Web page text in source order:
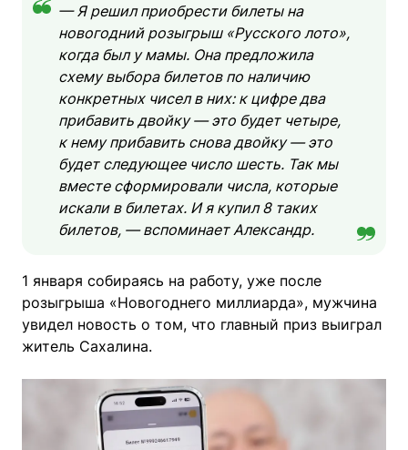
— Я решил приобрести билеты на
новогодний розыгрыш «Русского лото»,
когда был у мамы. Она предложила
схему выбора билетов по наличию
конкретных чисел в них: к цифре два
прибавить двойку — это будет четыре,
к нему прибавить снова двойку — это
будет следующее число шесть. Так мы
вместе сформировали числа, которые
искали в билетах. И я купил 8 таких
билетов, — вспоминает Александр.
1 января собираясь на работу, уже после
розыгрыша «Новогоднего миллиарда», мужчина
увидел новость о том, что главный приз выиграл
житель Сахалина.